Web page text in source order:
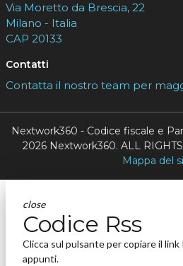
Via Moretto da Brescia, 22
Milano - Italia
CAP 20133
Contatti
Contatta il nostro team per
Nextwork360 - Codice fiscale e
2026 Nextwork360. ALL
Mappa del
close
Codice Rss
Clicca sul pulsante per copiare il link
appunti.